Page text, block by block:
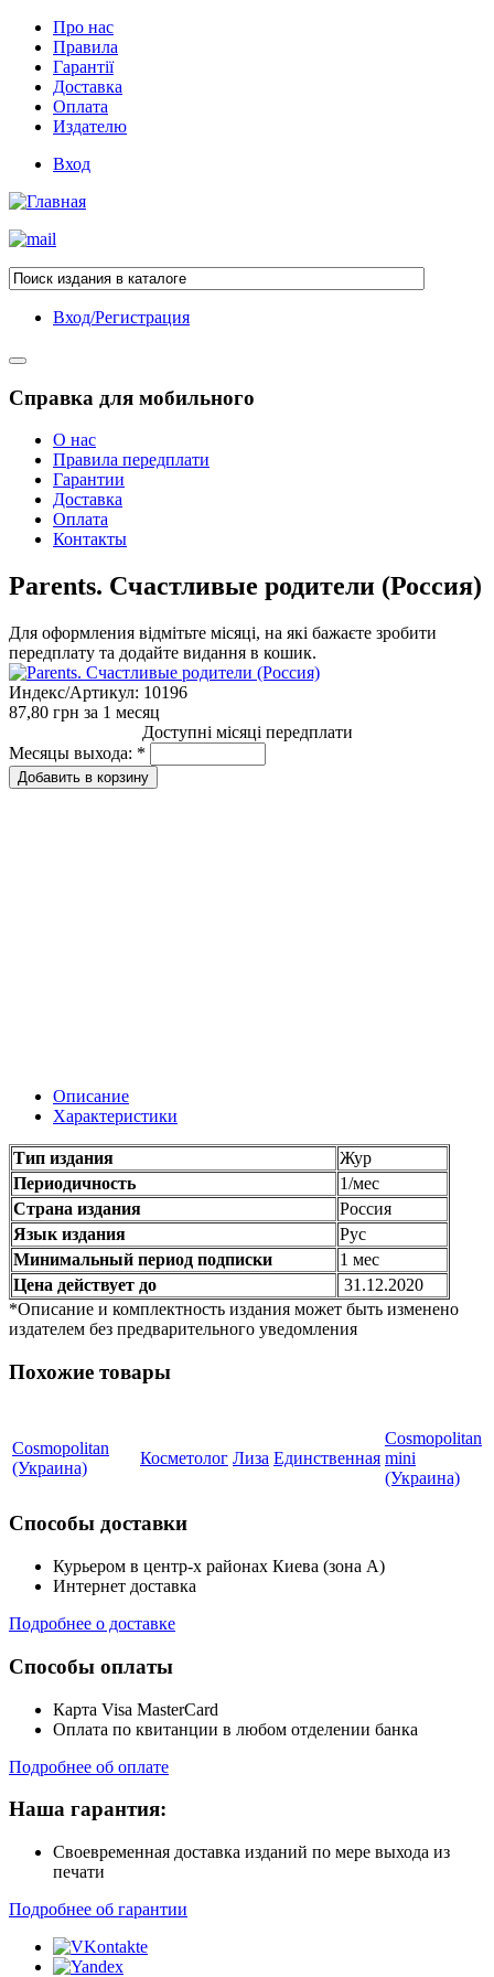
Про нас
Правила
Гарантії
Доставка
Оплата
Издателю
Вход
Вход/Регистрация
Справка для мобильного
О нас
Правила передплати
Гарантии
Доставка
Оплата
Контакты
Parents. Счастливые родители (Россия)
Для оформления відмітьте місяці, на які бажаєте зробити
передплату та додайте видання в кошик.
Индекс/Артикул: 10196
87,80 грн за 1 месяц
Доступні місяці передплати
Месяцы выхода: *
Описание
Характеристики
Тип издания
Жур
Периодичность
1/мес
Страна издания
Россия
Язык издания
Рус
Минимальный период подписки
1 мес
Цена действует до
31.12.2020
*Описание и комплектность издания может быть изменено
издателем без предварительного уведомления
Похожие товары
Cosmopolitan
(Украина)
Косметолог Лиза Единственная
Cosmopolitan
mini
(Украина)
Способы доставки
Курьером в центр-х районах Киева (зона А)
Интернет доставка
Подробнее о доставке
Способы оплаты
Карта Visa MasterCard
Оплата по квитанции в любом отделении банка
Подробнее об оплате
Наша гарантия:
Своевременная доставка изданий по мере выхода из
печати
Подробнее об гарантии